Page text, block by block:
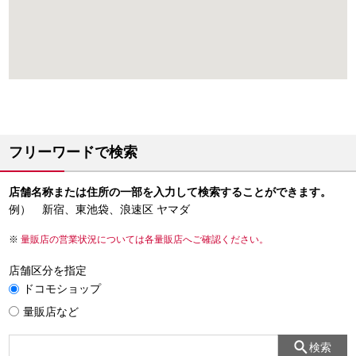
フリーワードで検索
店舗名称または住所の一部を入力して検索することができます。
例） 新宿、東池袋、浪速区 ヤマダ
量販店の営業状況については各量販店へご確認ください。
店舗区分を指定
ドコモショップ
量販店など
検索